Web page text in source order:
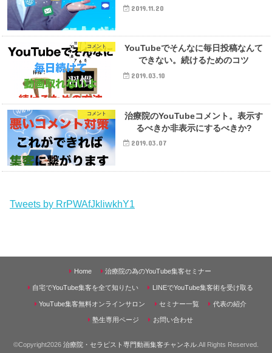
2019.11.20
コメント
YouTubeでそんなに毎日投稿なんて
できない。続けるためのコツ
2019.03.10
コメント
治療院のYouTubeコメント。表示す
るべきか非表示にするべきか?
2019.03.07
Tweets by RrPWAfJkliwkhY1
Home 治療院の為のYouTube集客セミナー
自宅でYouTube集客を全て知りたい LINEでYouTube集客術を受け取る
YouTube集客無料オンラインサロン セミナー一覧 代表の紹介
塾生専用ページ お問い合わせ
©Copyright2026 治療院・セラピスト専門動画集客チャンネル .All Rights Reserved.